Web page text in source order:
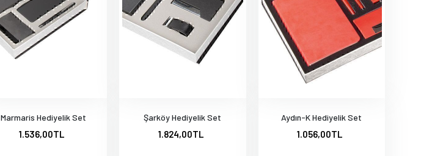
Marmaris Hediyelik Set
1.536,00TL
Şarköy Hediyelik Set
1.824,00TL
Aydın-K Hediyelik Set
1.056,00TL